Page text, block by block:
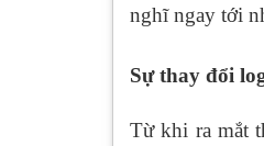
nghĩ ngay tới
Sự thay đổi
Từ khi ra mắt